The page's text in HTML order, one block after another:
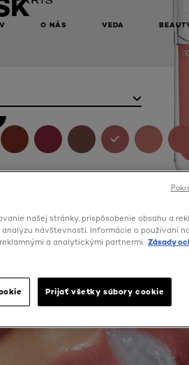
O NÁS VEDA
našej stránky, prispôsobenie obsahu a
návštevnosti. Informácie o používaní
a analytickými partnermi. Zásady
Prijať všetky súbory cookie